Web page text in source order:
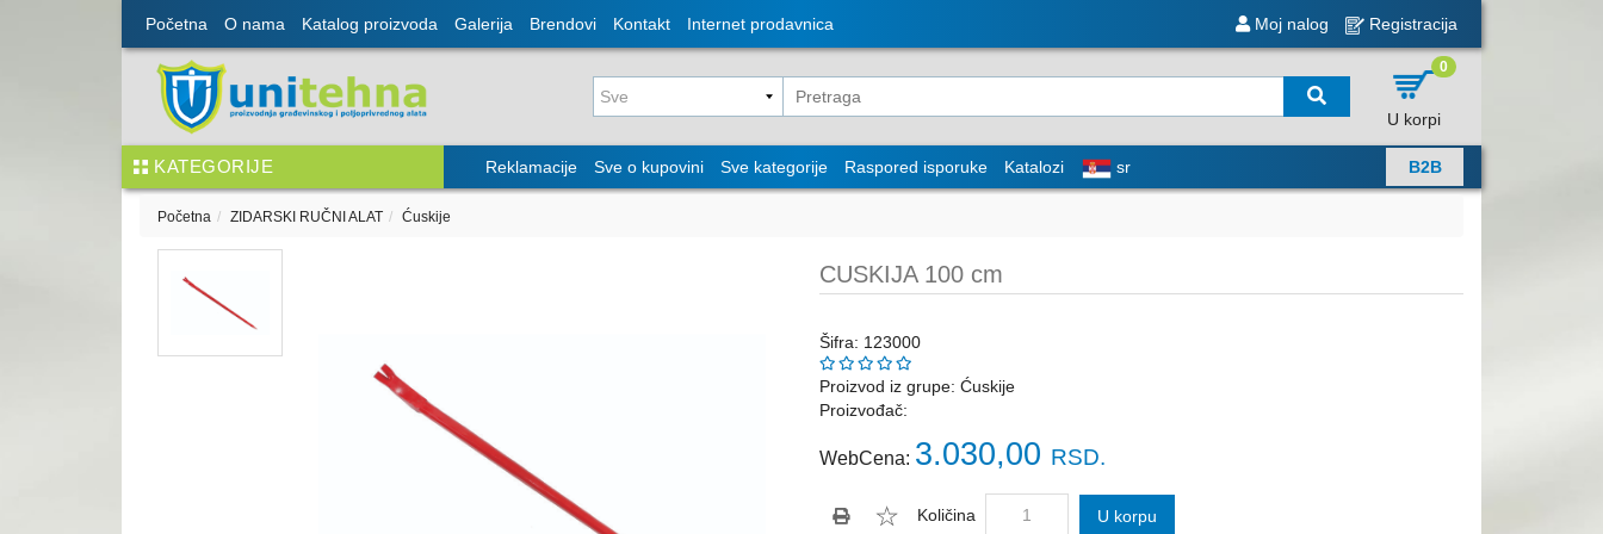
Početna O nama Katalog proizvoda Galerija Brendovi Kontakt Internet prodavnica Moj nalog Registracija
0
U korpi
KATEGORIJE Reklamacije Sve o kupovini Sve kategorije Raspored isporuke Katalozi sr B2B
Početna ZIDARSKI RUČNI ALAT Ćuskije
CUSKIJA 100 cm
Šifra: 123000
Proizvod iz grupe: Ćuskije
Proizvođač:
WebCena: 3.030,00 RSD.
Količina U korpu